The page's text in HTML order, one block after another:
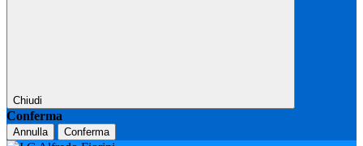
Chiudi
Conferma
Annulla Conferma